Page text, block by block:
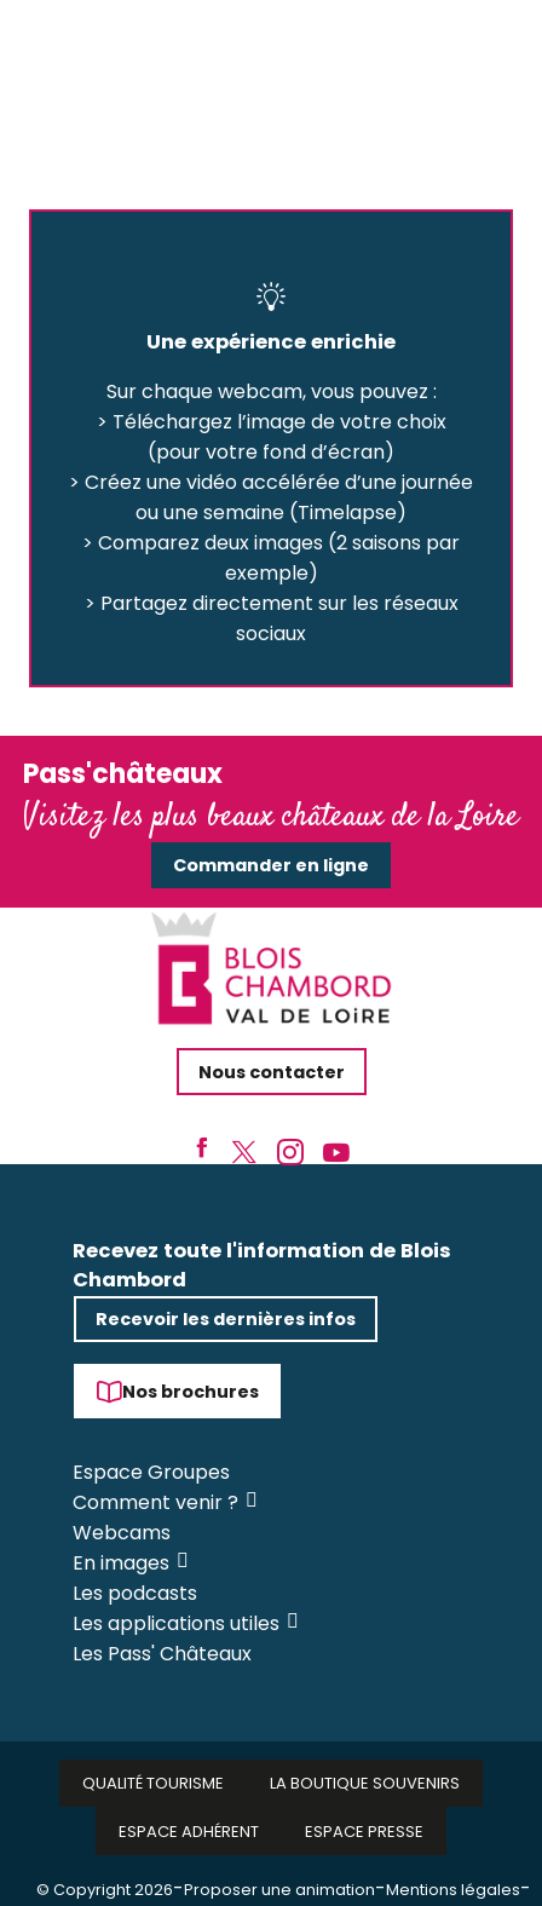
Une expérience enrichie
Sur chaque webcam, vous pouvez :
> Téléchargez l’image de votre choix
(pour votre fond d’écran)
> Créez une vidéo accélérée d’une journée
ou une semaine (Timelapse)
> Comparez deux images (2 saisons par
exemple)
> Partagez directement sur les réseaux
sociaux
Pass'châteaux
Visitez les plus beaux châteaux de la Loire
Commander en ligne
Nous contacter
Recevez toute l'information de Blois
Chambord
Recevoir les dernières infos
Nos brochures
Espace Groupes
Comment venir ?
Webcams
En images
Les podcasts
Les applications utiles
Les Pass' Châteaux
© Copyright 2026-Proposer une animation-Mentions légales-
QUALITÉ TOURISME LA BOUTIQUE SOUVENIRS
ESPACE ADHÉRENT ESPACE PRESSE